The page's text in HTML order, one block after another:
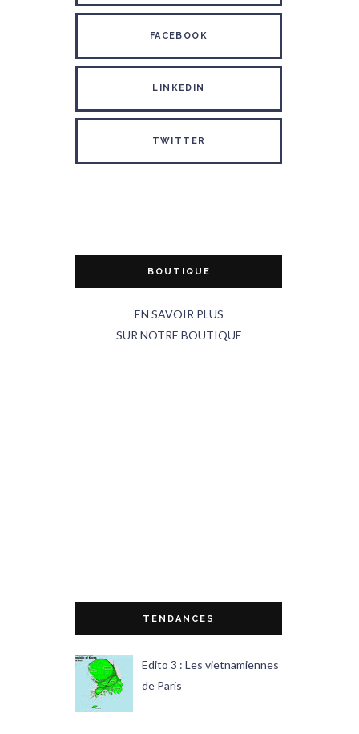
FACEBOOK
LINKEDIN
TWITTER
BOUTIQUE
EN SAVOIR PLUS
SUR NOTRE BOUTIQUE
TENDANCES
Edito 3 : Les vietnamiennes
de Paris